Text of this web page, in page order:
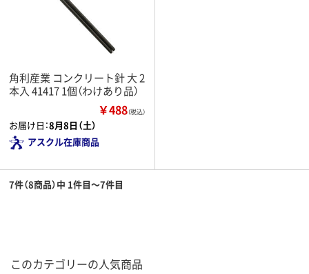
角利産業 コンクリート針 大 2
本入 41417 1個（わけあり品）
￥488（税込）
お届け日：8月8日（土）
アスクル在庫商品
7件（8商品）中 1件目～7件目
このカテゴリーの人気商品